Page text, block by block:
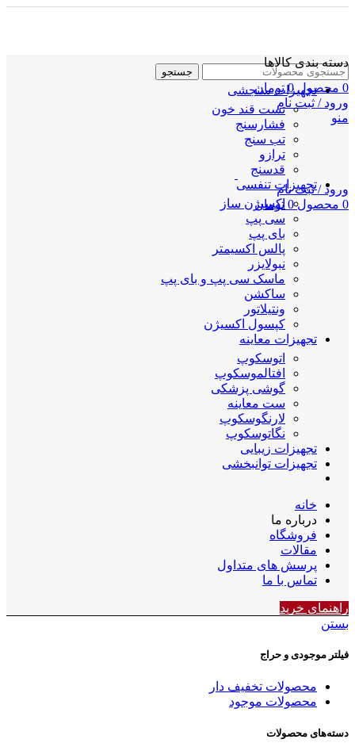
جستجو
0 محصول 0 تومان
ورود / ثبت نام
منو
ورود / ثبت نام
0 محصول 0 تومان
دسته بندی کالاها
تجهیزات سنجشی
تست قند خون
فشارسنج
تب سنج
ترازو
قدسنج
تجهیزات تنفسی
اکسیژن ساز
سی پپ
بای پپ
پالس اکسیمتر
نبولایزر
ماسک سی پپ و بای پپ
ساکشن
ونتیلاتور
کپسول اکسیژن
تجهیزات معاینه
اتوسکوپ
افتالموسکوپ
گوشی پزشکی
ست معاینه
لارنگوسکوپ
نگاتوسکوپ
تجهیزات زیبایی
تجهیزات توانبخشی
خانه
درباره ما
فروشگاه
مقالات
پرسش های متداول
تماس با ما
راهنمای خرید
بستن
فیلتر موجودی و حراج
محصولات تخفیف دار
محصولات موجود
دسته‌های محصولات